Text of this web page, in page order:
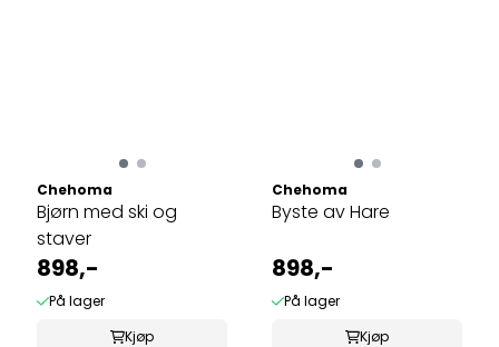
Chehoma
Bjørn med ski og
staver
898,-
På lager
Kjøp
Chehoma
Byste av Hare
898,-
På lager
Kjøp